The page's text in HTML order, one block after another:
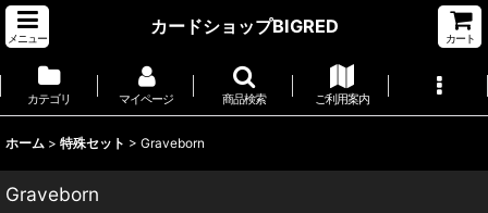
メニュー
カードショップBIGRED
カート
カテゴリ マイページ 商品検索 ご利用案内
ホーム > 特殊セット > Graveborn
Graveborn